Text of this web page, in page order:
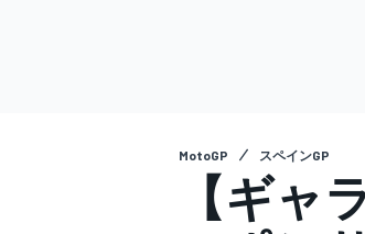
MotoGP スペインGP
【ギャ